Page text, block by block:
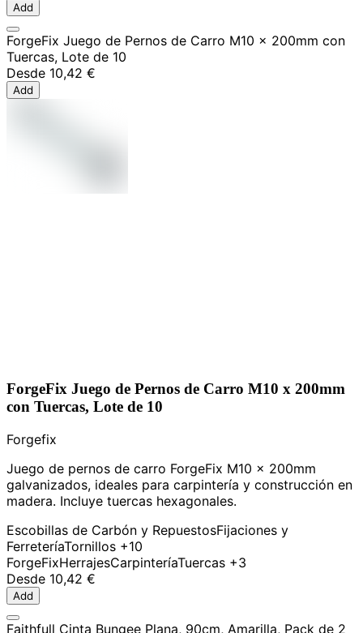
Add
ForgeFix Juego de Pernos de Carro M10 x 200mm con
Tuercas, Lote de 10
Desde 10,42 €
Add
ForgeFix Juego de Pernos de Carro M10 x 200mm
con Tuercas, Lote de 10
Forgefix
Juego de pernos de carro ForgeFix M10 x 200mm
galvanizados, ideales para carpintería y construcción en
madera. Incluye tuercas hexagonales.
Escobillas de Carbón y RepuestosFijaciones y
FerreteríaTornillos +10
ForgeFixHerrajesCarpinteríaTuercas +3
Desde 10,42 €
Add
Faithfull Cinta Bungee Plana, 90cm, Amarilla, Pack de 2